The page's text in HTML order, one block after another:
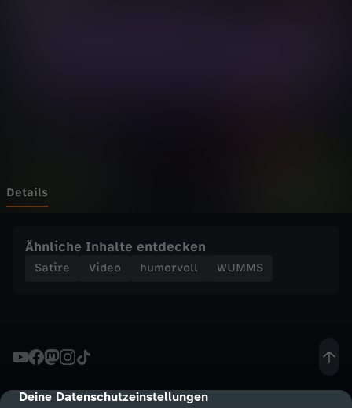
cmp-dialog-description
Deine Datenschutzeinstellungen
r
M
a
m
o
Details
Ähnliche Inhalte entdecken
Satire Video humorvoll WUMMS